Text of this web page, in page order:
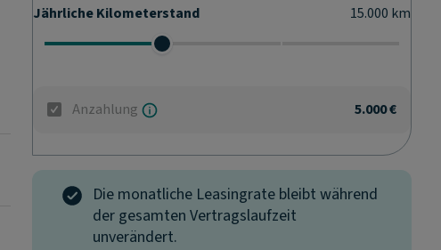
Jährliche Kilometerstand 15.000 km
Anzahlung 5.000 €
Die monatliche Leasingrate bleibt während
der gesamten Vertragslaufzeit
unverändert.